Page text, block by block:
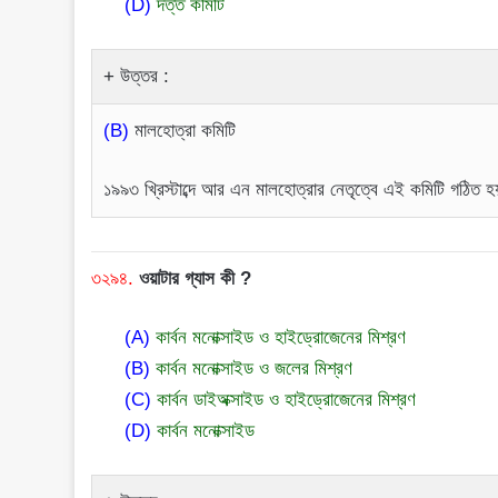
(D) দত্ত কমিটি
উত্তর :
(B) মালহোত্রা কমিটি
১৯৯৩ খ্রিস্টাব্দে আর এন মালহোত্রার নেতৃত্বে এই কমিটি গঠিত
৩২৯৪. ওয়াটার গ্যাস কী ?
(A) কার্বন মনোক্সাইড ও হাইড্রোজেনের মিশ্রণ
(B) কার্বন মনোক্সাইড ও জলের মিশ্রণ
(C) কার্বন ডাইঅক্সাইড ও হাইড্রোজেনের মিশ্রণ
(D) কার্বন মনোক্সাইড